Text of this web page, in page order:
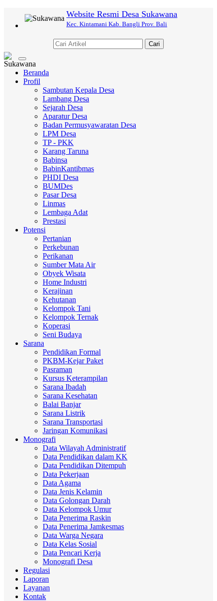
Website Resmi Desa Sukawana
Kec. Kintamani Kab. Bangli Prov. Bali
Cari
Toggle
navigation
Beranda
Profil
Sambutan Kepala Desa
Lambang Desa
Sejarah Desa
Aparatur Desa
Badan Permusyawaratan Desa
LPM Desa
TP - PKK
Karang Taruna
Babinsa
BabinKantibmas
PHDI Desa
BUMDes
Pasar Desa
Linmas
Lembaga Adat
Prestasi
Potensi
Pertanian
Perkebunan
Perikanan
Sumber Mata Air
Obyek Wisata
Home Industri
Kerajinan
Kehutanan
Kelompok Tani
Kelompok Ternak
Koperasi
Seni Budaya
Sarana
Pendidikan Formal
PKBM-Kejar Paket
Pasraman
Kursus Keterampilan
Sarana Ibadah
Sarana Kesehatan
Balai Banjar
Sarana Listrik
Sarana Transportasi
Jaringan Komunikasi
Monografi
Data Wilayah Administratif
Data Pendidikan dalam KK
Data Pendidikan Ditempuh
Data Pekerjaan
Data Agama
Data Jenis Kelamin
Data Golongan Darah
Data Kelompok Umur
Data Penerima Raskin
Data Penerima Jamkesmas
Data Warga Negara
Data Kelas Sosial
Data Pencari Kerja
Monografi Desa
Regulasi
Laporan
Layanan
Kontak